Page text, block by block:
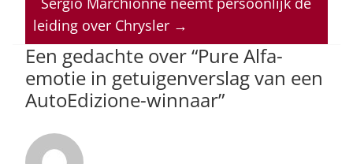
p
p
o
o
k
n s
leiding over Chrysler →
Een gedachte over “Pure Alfa-
emotie in getuigenverslag van een
AutoEdizione-winnaar”